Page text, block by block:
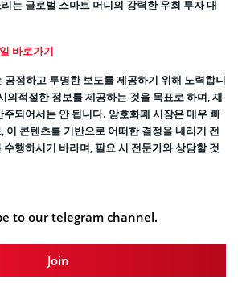
는 글로벌 스마트 머니의 강력한 우회 투자 대
바로가기
공정하고 투명한 보도를 제공하기 위해 노력합니
의적절한 정보를 제공하는 것을 목표로 하며, 재
되어서는 안 됩니다. 암호화폐 시장은 매우 빠
이 콘텐츠를 기반으로 어떠한 결정을 내리기 전
행하시기 바라며, 필요 시 전문가와 상담할 것
to our telegram channel.
Join